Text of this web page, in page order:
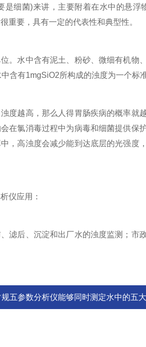
是细菌)来讲，主要附着在水中的悬
重要，具有一定的代表性和典型性。
水中含有泥土、粉砂、微细有机物
含有1mgSiO2所构成的浊度为一个标
越高，那么人得胃肠疾病的概率就
在氯消毒过程中为病毒和细菌提供保
，高浊度会减少能到达底层的光强度
应用：
后、沉淀和出厂水的浊度监测；市
规五参数分析仪能够同时测定水中的五